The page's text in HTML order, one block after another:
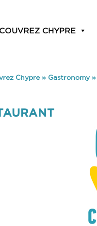
CHYPRE
Chypre» Gastronomy»